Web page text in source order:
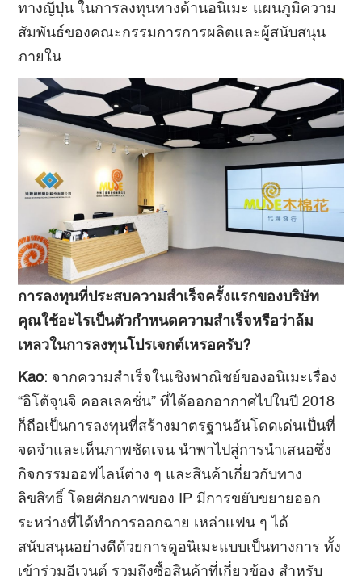
ทางญี่ปุ่น ในการลงทุนทางด้านอนิเมะ แผนภูมิความ
สัมพันธ์ของคณะกรรมการการผลิตและผู้สนับสนุน
ภายใน
การลงทุนที่ประสบความสำเร็จครั้งแรกของบริษัท
คุณใช้อะไรเป็นตัวกำหนดความสำเร็จหรือว่าล้ม
เหลวในการลงทุนโปรเจกต์เหรอครับ?
Kao: จากความสำเร็จในเชิงพาณิชย์ของอนิเมะเรื่อง
“อิโต้จุนจิ คอลเลคชั่น” ที่ได้ออกอากาศไปในปี 2018
ก็ถือเป็นการลงทุนที่สร้างมาตรฐานอันโดดเด่นเป็นที่
จดจำและเห็นภาพชัดเจน นำพาไปสู่การนำเสนอซึ่ง
กิจกรรมออฟไลน์ต่าง ๆ และสินค้าเกี่ยวกับทาง
ลิขสิทธิ์ โดยศักยภาพของ IP มีการขยับขยายออก
ระหว่างที่ได้ทำการออกฉาย เหล่าแฟน ๆ ได้
สนับสนุนอย่างดีด้วยการดูอนิเมะแบบเป็นทางการ ทั้ง
เข้าร่วมอีเวนต์ รวมถึงซื้อสินค้าที่เกี่ยวข้อง สำหรับ